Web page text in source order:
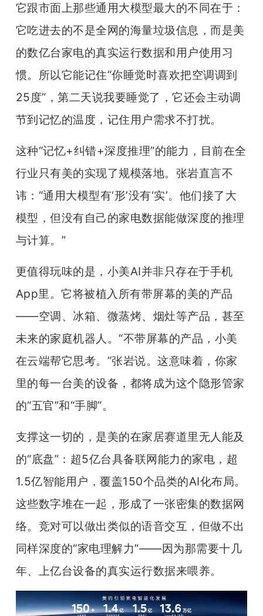
它跟市面上那些通用大模型最大的不同在于：
它吃进去的不是全网的海量垃圾信息，而是美
的数亿台家电的真实运行数据和用户使用习
惯。所以它能记住“你睡觉时喜欢把空调调到
25度”，第二天说我要睡觉了，它还会主动调
节到记忆的温度，记住用户需求不打扰。
这种“记忆+纠错+深度推理”的能力，目前在全
行业只有美的实现了规模落地。张岩直言不
讳：“通用大模型有‘形’没有‘实’。他们接了大
模型，但没有自己的家电数据能做深度的推理
与计算。”
更值得玩味的是，小美AI并非只存在于手机
App里。它将被植入所有带屏幕的美的产品
——空调、冰箱、微蒸烤、烟灶等产品，甚至
未来的家庭机器人。“不带屏幕的产品，小美
在云端帮它思考。”张岩说。这意味着，你家
里的每一台美的设备，都将成为这个隐形管家
的“五官”和“手脚”。
支撑这一切的，是美的在家居赛道里无人能及
的“底盘”：超5亿台具备联网能力的家电，超
1.5亿智能用户，覆盖150个品类的AI化布局。
这些数字堆在一起，形成了一张密集的数据网
络。竞对可以做出类似的语音交互，但做不出
同样深度的“家电理解力”——因为那需要十几
年、上亿台设备的真实运行数据来喂养。